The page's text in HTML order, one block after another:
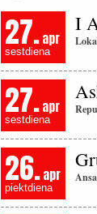
27.apr
sestdiena
I
27.apr
sestdiena
26.apr
piektdiena